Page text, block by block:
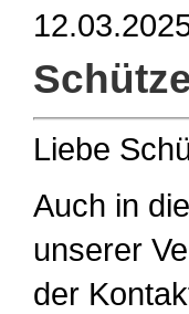
Liebe
Auch in
unserer
der